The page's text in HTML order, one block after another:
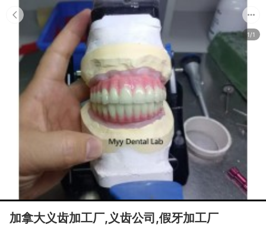
1/1
加拿大义齿加工厂,义齿公司,假牙加工厂